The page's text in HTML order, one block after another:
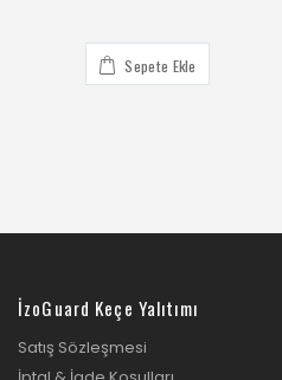
Sepete Ekle
İzoGuard Keçe Yalıtımı
Satış Sözleşmesi